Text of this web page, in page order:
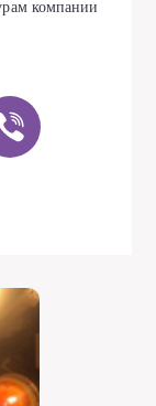
компании